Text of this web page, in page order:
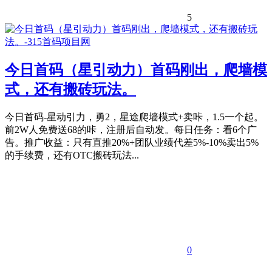
5
今日首码（星引动力）首码刚出，爬墙模
式，还有搬砖玩法。
今日首码-星动引力，勇2，星途爬墙模式+卖咔，1.5一个起。
前2W人免费送68的咔，注册后自动发。每日任务：看6个广
告。推广收益：只有直推20%+团队业绩代差5%-10%卖出5%
的手续费，还有OTC搬砖玩法...
0